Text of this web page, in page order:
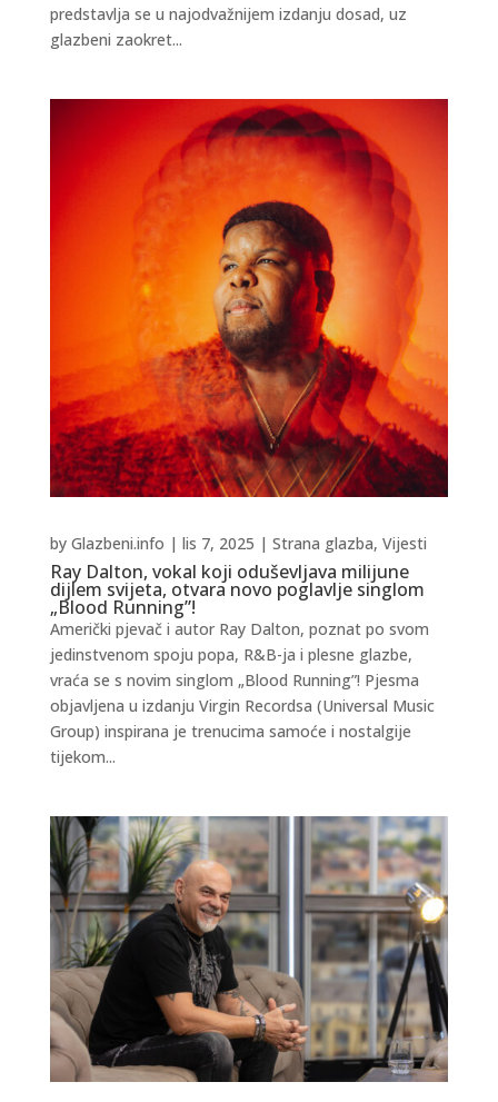
predstavlja se u najodvažnijem izdanju dosad, uz
glazbeni zaokret...
Ray Dalton, vokal koji oduševljava milijune
dijlem svijeta, otvara novo poglavlje singlom
„Blood Running”!
by Glazbeni.info | lis 7, 2025 | Strana glazba, Vijesti
Američki pjevač i autor Ray Dalton, poznat po svom
jedinstvenom spoju popa, R&B-ja i plesne glazbe,
vraća se s novim singlom „Blood Running”! Pjesma
objavljena u izdanju Virgin Recordsa (Universal Music
Group) inspirana je trenucima samoće i nostalgije
tijekom...